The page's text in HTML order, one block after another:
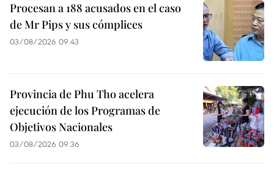
Procesan a 188 acusados en el caso
de Mr Pips y sus cómplices
03/08/2026 09:43
Provincia de Phu Tho acelera
ejecución de los Programas de
Objetivos Nacionales
03/08/2026 09:36